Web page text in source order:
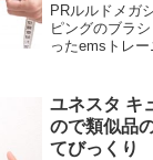
PRルルドメガ
ピングのブラ
ったemsトレー
を先にいうと
な運...
ユネスタ キ
ので類似品
てびっくり